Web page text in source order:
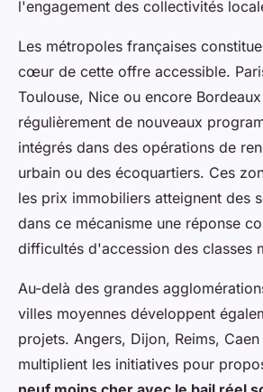
l'engagement des collectivités
Les métropoles françaises
cœur de cette offre accessible.
Toulouse, Nice ou encore
régulièrement de nouveaux
intégrés dans des opérations de
urbain ou des écoquartiers. Ces
les prix immobiliers atteignent des
dans ce mécanisme une réponse
difficultés d'accession des classes
Au-delà des grandes
villes moyennes développent
projets. Angers, Dijon, Reims,
multiplient les initiatives pour